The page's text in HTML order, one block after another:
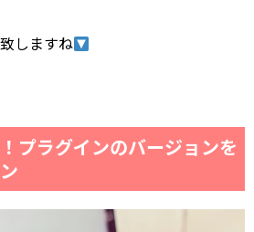
しますね
プラグインのバージョンを